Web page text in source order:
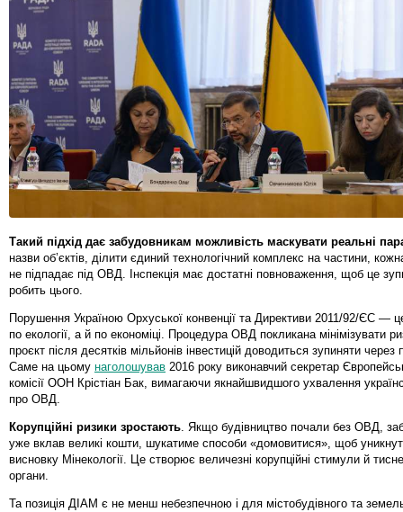
Такий підхід дає забудовникам можливість маскувати реальні
назви об’єктів, ділити єдиний технологічний комплекс на частини,
не підпадає під ОВД. Інспекція має достатні повноваження, щоб це
робить цього.
Порушення Україною Орхуської конвенції та Директиви 2011/92/ЄС —
по екології, а й по економіці. Процедура ОВД покликана мінімізувати
проєкт після десятків мільйонів інвестицій доводиться зупиняти
Саме на цьому наголошував 2016 року виконавчий секретар
комісії ООН Крістіан Бак, вимагаючи якнайшвидшого ухвалення
про ОВД.
Корупційні ризики зростають. Якщо будівництво почали без ОВД,
уже вклав великі кошти, шукатиме способи «домовитися», щоб
висновку Мінекології. Це створює величезні корупційні стимули й
органи.
Та позиція ДІАМ є не менш небезпечною і для містобудівного та